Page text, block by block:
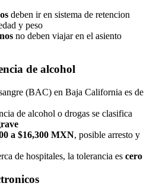
deben ir en sistema de retencion
y peso
no deben viajar en el asiento
de alcohol
(BAC) en Baja California es de
de alcohol o drogas se clasifica
a $16,300 MXN, posible arresto y
de hospitales, la tolerancia es cero